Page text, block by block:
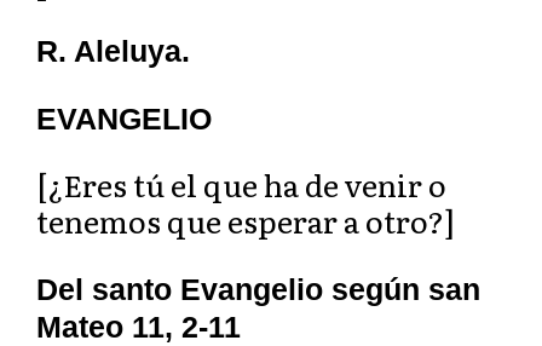
R. Aleluya.
EVANGELIO
[¿Eres tú el que ha de venir o
tenemos que esperar a otro?]
Del santo Evangelio según san
Mateo 11, 2-11